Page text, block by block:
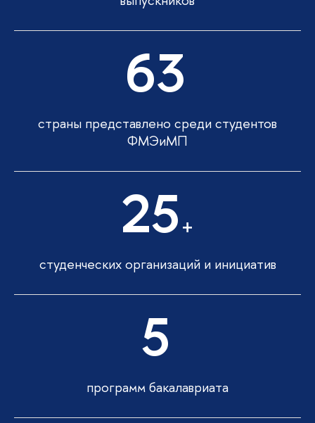
63
страны представлено среди студентов
ФМЭиМП
25 +
студенческих организаций и инициатив
5
программ бакалавриата